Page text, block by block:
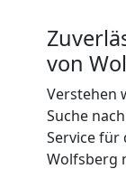
von
Verstehen
Suche
Service
Wolfsberg
Umzug